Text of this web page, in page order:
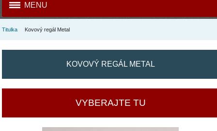
MENU
Titulka Kovový regál Metal
KOVOVÝ REGÁL METAL
VYBERAJTE TU